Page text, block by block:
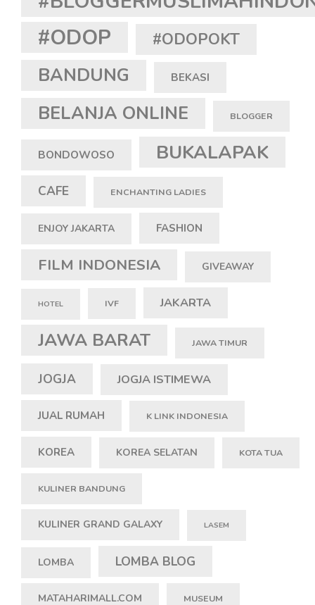
#ODOP #ODOPOKT
BANDUNG BEKASI
BELANJA ONLINE BLOGGER
BONDOWOSO BUKALAPAK
CAFE ENCHANTING LADIES
ENJOY JAKARTA FASHION
FILM INDONESIA GIVEAWAY
HOTEL IVF JAKARTA
JAWA BARAT JAWA TIMUR
JOGJA JOGJA ISTIMEWA
JUAL RUMAH K LINK INDONESIA
KOREA KOREA SELATAN KOTA TUA
KULINER BANDUNG
KULINER GRAND GALAXY LASEM
LOMBA LOMBA BLOG
MATAHARIMALL.COM MUSEUM